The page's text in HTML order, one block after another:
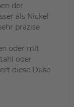
der
als Nickel
präzise
oder mit
oder
diese Düse